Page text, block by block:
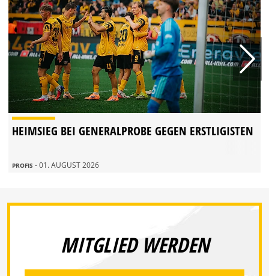
HEIMSIEG BEI GENERALPROBE GEGEN ERSTLIGISTEN
PROFIS - 01. AUGUST 2026
MITGLIED WERDEN